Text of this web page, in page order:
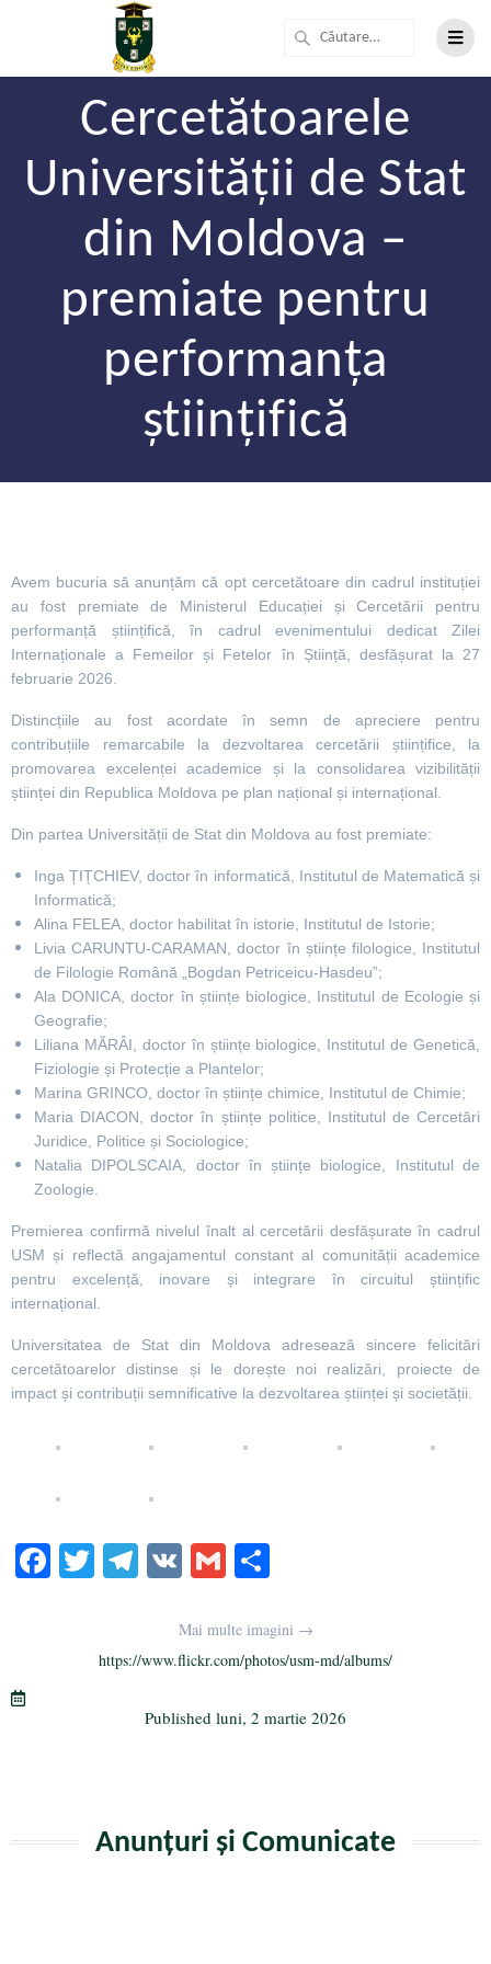
Cercetătoarele
Universității de Stat
din Moldova –
premiate pentru
performanța
științifică
Avem bucuria să anunțăm că opt cercetătoare din cadrul instituției
au fost premiate de Ministerul Educației și Cercetării pentru
performanță științifică, în cadrul evenimentului dedicat Zilei
Internaționale a Femeilor și Fetelor în Știință, desfășurat la 27
februarie 2026.
Distincțiile au fost acordate în semn de apreciere pentru
contribuțiile remarcabile la dezvoltarea cercetării științifice, la
promovarea excelenței academice și la consolidarea vizibilității
științei din Republica Moldova pe plan național și internațional.
Din partea Universității de Stat din Moldova au fost premiate:
Inga ȚIȚCHIEV, doctor în informatică, Institutul de Matematică și
Informatică;
Alina FELEA, doctor habilitat în istorie, Institutul de Istorie;
Livia CARUNTU-CARAMAN, doctor în științe filologice, Institutul
de Filologie Română „Bogdan Petriceicu-Hasdeu”;
Ala DONICA, doctor în științe biologice, Institutul de Ecologie și
Geografie;
Liliana MĂRÂI, doctor în științe biologice, Institutul de Genetică,
Fiziologie și Protecție a Plantelor;
Marina GRINCO, doctor în științe chimice, Institutul de Chimie;
Maria DIACON, doctor în științe politice, Institutul de Cercetări
Juridice, Politice și Sociologice;
Natalia
DIPOLSCAIA, doctor în științe biologice, Institutul de
Zoologie.
Premierea confirmă nivelul înalt al cercetării desfășurate în cadrul
USM și reflectă angajamentul constant al comunității academice
pentru excelență, inovare și integrare în circuitul științific
internațional.
Universitatea de Stat din Moldova adresează sincere felicitări
cercetătoarelor distinse și le dorește noi realizări, proiecte de
impact și contribuții semnificative la dezvoltarea științei și societății.
Fa T
r
Te
a
m
V G
ailaj
ea
ză
Mai multe imagini →
https://www.flickr.com/photos/usm-md/albums/
Published luni, 2 martie 2026
Anunțuri și Comunicate